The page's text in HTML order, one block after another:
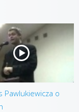
Pawlukiewicza o